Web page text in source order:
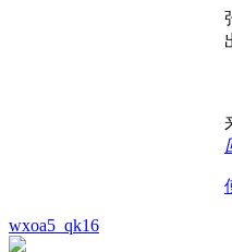
wxoa5_qk16